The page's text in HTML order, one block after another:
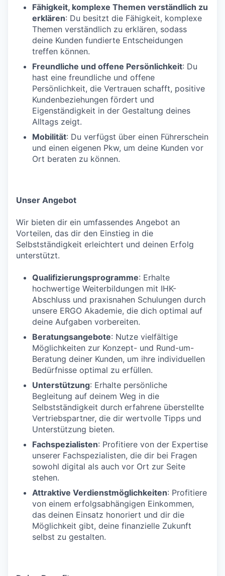
Fähigkeit, komplexe Themen verständlich zu
erklären: Du besitzt die Fähigkeit, komplexe
Themen verständlich zu erklären, sodass
deine Kunden fundierte Entscheidungen
treffen können.
Freundliche und offene Persönlichkeit: Du
hast eine freundliche und offene
Persönlichkeit, die Vertrauen schafft, positive
Kundenbeziehungen fördert und
Eigenständigkeit in der Gestaltung deines
Alltags zeigt.
Mobilität: Du verfügst über einen Führerschein
und einen eigenen Pkw, um deine Kunden vor
Ort beraten zu können.
Unser Angebot
Wir bieten dir ein umfassendes Angebot an
Vorteilen, das dir den Einstieg in die
Selbstständigkeit erleichtert und deinen Erfolg
unterstützt.
Qualifizierungsprogramme: Erhalte
hochwertige Weiterbildungen mit IHK-
Abschluss und praxisnahen Schulungen durch
unsere ERGO Akademie, die dich optimal auf
deine Aufgaben vorbereiten.
Beratungsangebote: Nutze vielfältige
Möglichkeiten zur Konzept- und Rund-um-
Beratung deiner Kunden, um ihre individuellen
Bedürfnisse optimal zu erfüllen.
Unterstützung: Erhalte persönliche
Begleitung auf deinem Weg in die
Selbstständigkeit durch erfahrene überstellte
Vertriebspartner, die dir wertvolle Tipps und
Unterstützung bieten.
Fachspezialisten: Profitiere von der Expertise
unserer Fachspezialisten, die dir bei Fragen
sowohl digital als auch vor Ort zur Seite
stehen.
Attraktive Verdienstmöglichkeiten: Profitiere
von einem erfolgsabhängigen Einkommen,
das deinen Einsatz honoriert und dir die
Möglichkeit gibt, deine finanzielle Zukunft
selbst zu gestalten.